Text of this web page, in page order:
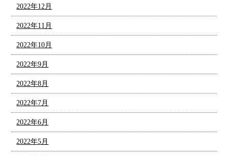
2022年12月
2022年11月
2022年10月
2022年9月
2022年8月
2022年7月
2022年6月
2022年5月